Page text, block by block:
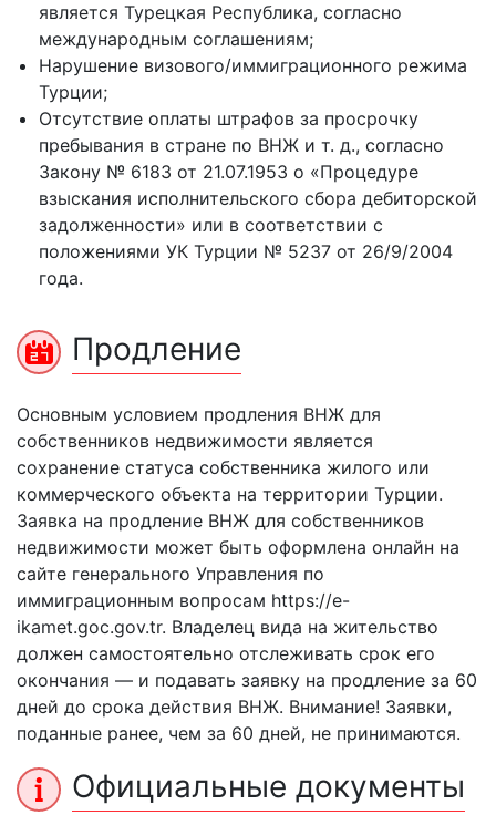
является Турецкая Республика, согласно
международным соглашениям;
Нарушение визового/иммиграционного режима
Турции;
Отсутствие оплаты штрафов за просрочку
пребывания в стране по ВНЖ и т. д., согласно
Закону № 6183 от 21.07.1953 о «Процедуре
взыскания исполнительского сбора дебиторской
задолженности» или в соответствии с
положениями УК Турции № 5237 от 26/9/2004
года.
Продление
Основным условием продления ВНЖ для
собственников недвижимости является
сохранение статуса собственника жилого или
коммерческого объекта на территории Турции.
Заявка на продление ВНЖ для собственников
недвижимости может быть оформлена онлайн на
сайте генерального Управления по
иммиграционным вопросам https://e-
ikamet.goc.gov.tr. Владелец вида на жительство
должен самостоятельно отслеживать срок его
окончания — и подавать заявку на продление за 60
дней до срока действия ВНЖ. Внимание! Заявки,
поданные ранее, чем за 60 дней, не принимаются.
Официальные документы